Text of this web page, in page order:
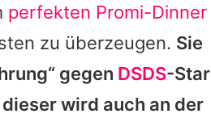
perfekten Promi-Dinner
zu überzeugen. Sie
gegen DSDS-Star
wird auch an der